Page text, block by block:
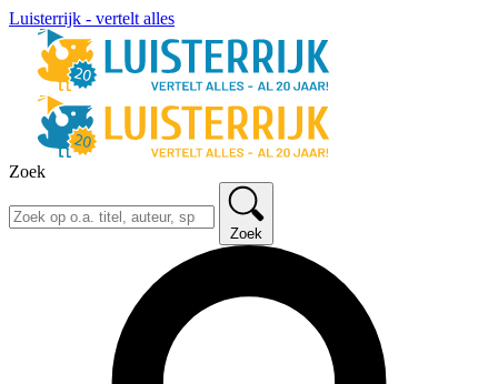
Luisterrijk - vertelt alles
Zoek
Zoek